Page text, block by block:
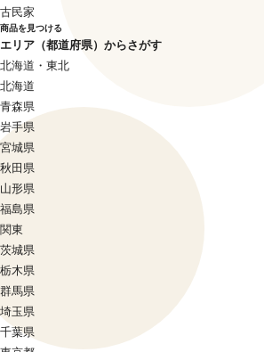
古民家
商品を見つける
エリア（都道府県）からさがす
北海道・東北
北海道
青森県
岩手県
宮城県
秋田県
山形県
福島県
関東
茨城県
栃木県
群馬県
埼玉県
千葉県